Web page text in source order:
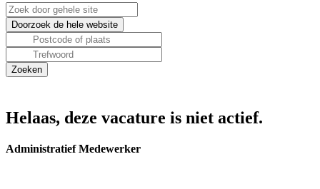
Helaas, deze vacature is niet actief.
Administratief Medewerker